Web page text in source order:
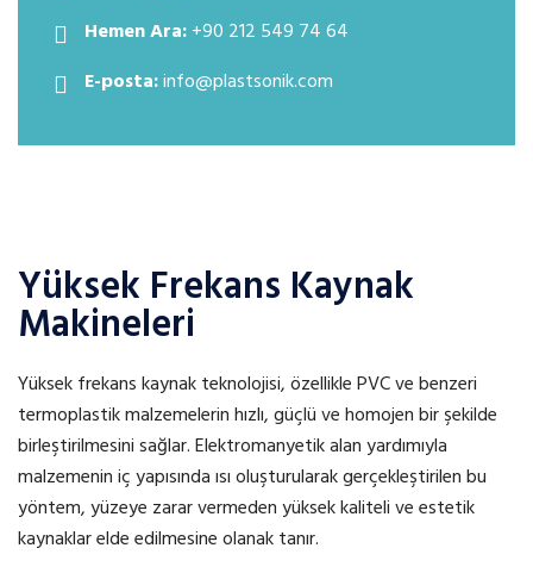
Yüksek Frekans Kaynak
Makineleri
Yüksek frekans kaynak teknolojisi, özellikle PVC ve benzeri
termoplastik malzemelerin hızlı, güçlü ve homojen bir şekilde
birleştirilmesini sağlar. Elektromanyetik alan yardımıyla
malzemenin iç yapısında ısı oluşturularak gerçekleştirilen bu
yöntem, yüzeye zarar vermeden yüksek kaliteli ve estetik
kaynaklar elde edilmesine olanak tanır.
Hemen Ara:+90 212 549 74 64
E-posta:info@plastsonik.com